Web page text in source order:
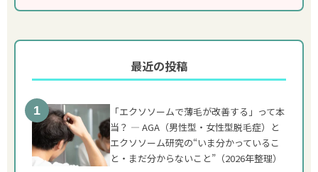
最近の投稿
「エクソソームで薄毛が改善する」って本
当？ ― AGA（男性型・女性型脱毛症）と
エクソソーム研究の“いま分かっているこ
と・まだ分からないこと”（2026年整理）